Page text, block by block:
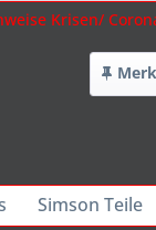
Krisen/
Simson Teile